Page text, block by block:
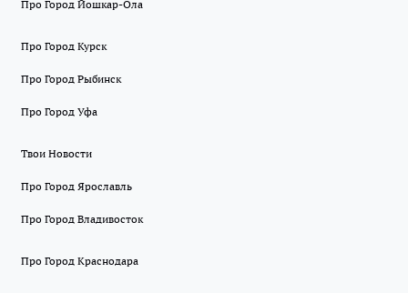
Про Город Йошкар-Ола
Про Город Курск
Про Город Рыбинск
Про Город Уфа
Твои Новости
Про Город Ярославль
Про Город Владивосток
Про Город Краснодара